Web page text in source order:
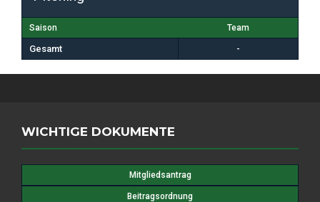
Saison Team
Gesamt -
WICHTIGE DOKUMENTE
Mitgliedsantrag
Beitragsordnung